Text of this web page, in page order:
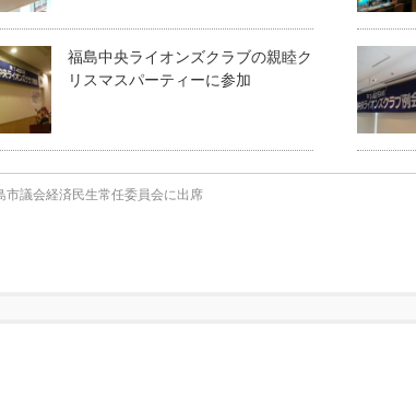
福島中央ライオンズクラブの親睦ク
リスマスパーティーに参加
市議会経済民生常任委員会に出席